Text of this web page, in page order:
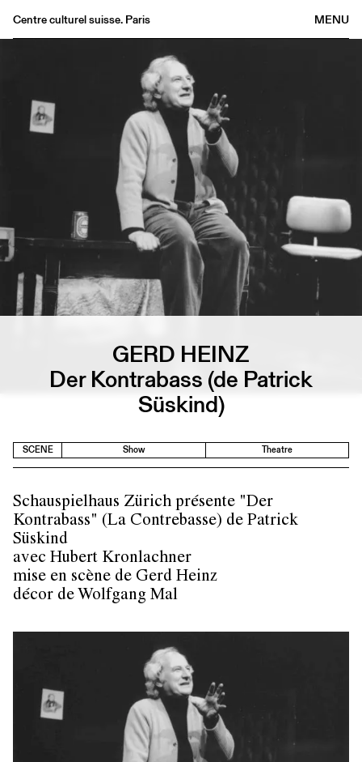
MENU
Centre culturel suisse. Paris
Buvette
Archives
FR
GERD HEINZ
Der Kontrabass (de Patrick
Süskind)
SCENE Show Theatre
Schauspielhaus Zürich présente "Der
Kontrabass" (La Contrebasse) de Patrick
Süskind
avec Hubert Kronlachner
mise en scène de Gerd Heinz
décor de Wolfgang Mal